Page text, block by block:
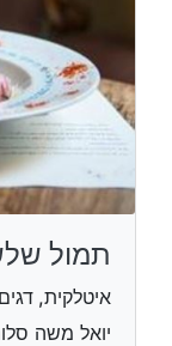
תמול
איטלקית,
יואל משה סלומון, 5,